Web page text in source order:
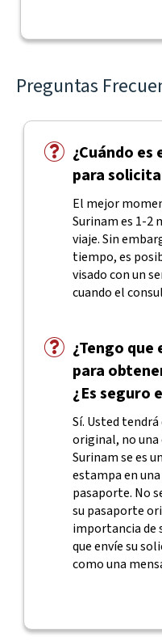
Preguntas
¿Cuándo
para
El mejor
Surinam es 1-2
viaje. Sin
tiempo, es
visado con un
cuando el
¿Tengo
para
¿Es seguro
Sí. Usted
original, no una
Surinam se es
estampa en
pasaporte. No
su pasaporte
importancia de
que envíe su
como una